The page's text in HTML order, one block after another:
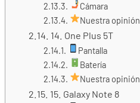
Cámara
Nuestra opinión
14. One Plus 5T
Pantalla
Batería
Nuestra opinión
15. Galaxy Note 8